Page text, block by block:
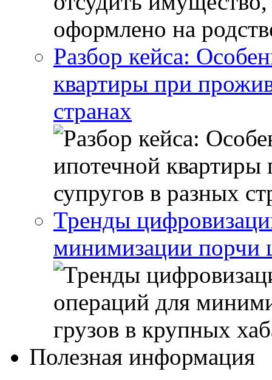
Разбор кейса:
квартиры при
странах
Тренды
минимизации порчи
Полезная информация